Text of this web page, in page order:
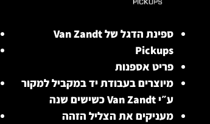
ספינת הדגל של Van Zandt
Pickups
פריט אספנות
מיוצרים בעבודת יד במקביל למקור
ע״י Van Zandt כשישים שנה
מעניקים את הצליל הזהה